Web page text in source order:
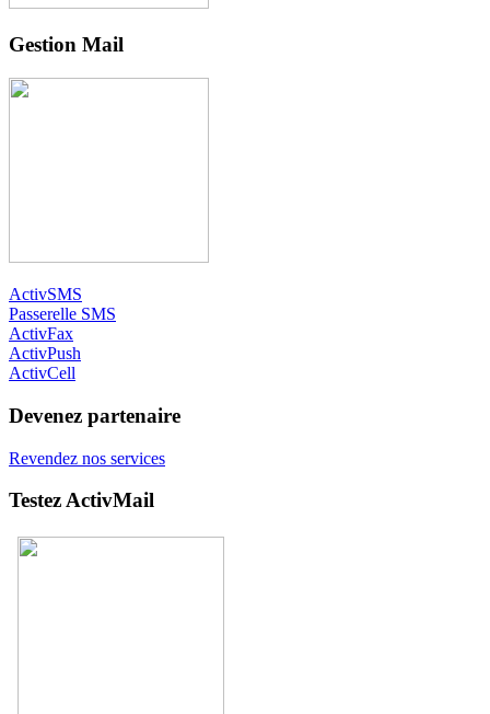
Gestion Mail
ActivSMS
Passerelle SMS
ActivFax
ActivPush
ActivCell
Devenez partenaire
Revendez nos services
Testez ActivMail